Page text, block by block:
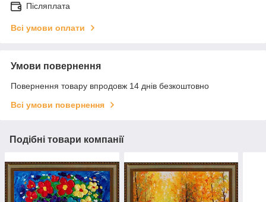
Післяплата
Всі умови оплати
Умови повернення
Повернення товару впродовж 14 днів безкоштовно
Всі умови повернення
Подібні товари компанії